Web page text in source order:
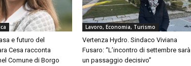
e futuro del
Cesa racconta
Comune di Borgo
Lavoro, Economia, Turismo
Vertenza Hydro. Sindaco Viviana
Fusaro: “L’incontro di settembre sarà
un passaggio decisivo”